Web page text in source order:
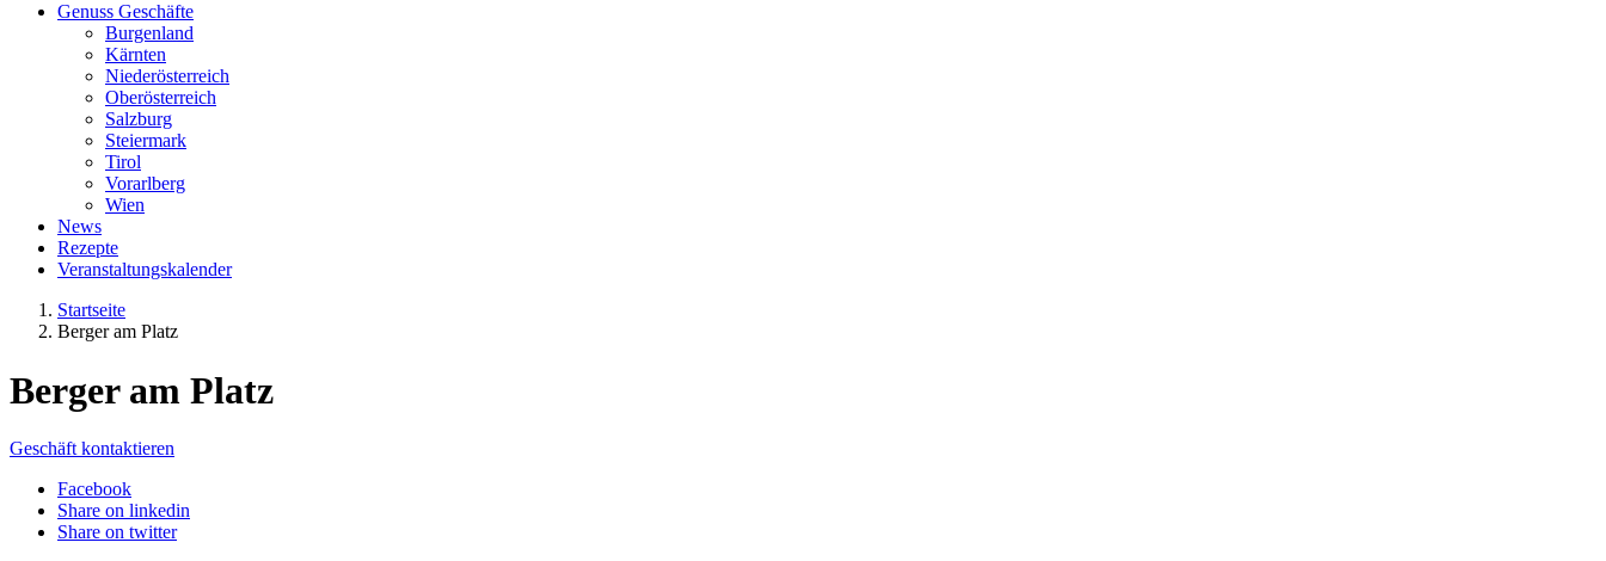
Genuss Geschäfte
Burgenland
Kärnten
Niederösterreich
Oberösterreich
Salzburg
Steiermark
Tirol
Vorarlberg
Wien
News
Rezepte
Veranstaltungskalender
Startseite
Berger am Platz
Berger am Platz
Geschäft kontaktieren
Facebook
Share on linkedin
Share on twitter